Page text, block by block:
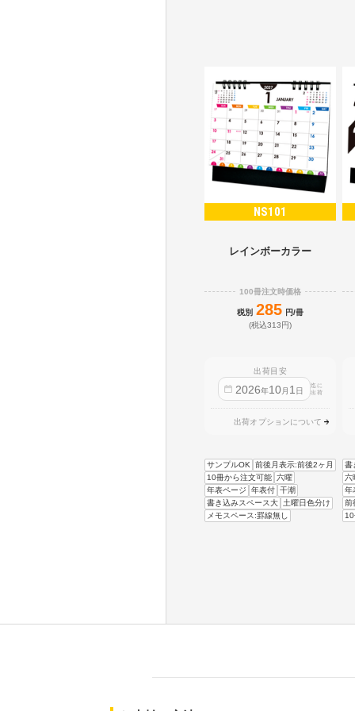
NS101
レインボーカラー
100冊注文時価格
税別 285 円/冊
(税込313円)
出荷目安
2026年10月 1 日
迄に
出荷
出荷オプションについて
サンプルOK
前後月表示:前後2ヶ月
10冊から注文可能 六曜
年表ページ
年表付 干潮
書き込みスペース大
土曜日色分け
メモスペース:罫線無し
書
六
年
前